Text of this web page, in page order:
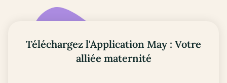
Téléchargez l'Application May : Votre
alliée maternité